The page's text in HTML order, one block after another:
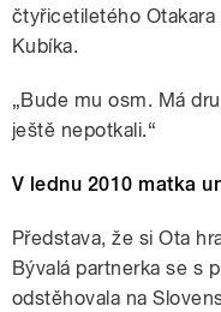
pause
čtyřicetiletého Otakara
Kubíka.
„Bude mu osm. Má
ještě nepotkali.“
V lednu 2010 matka
Představa, že si Ota
Bývalá partnerka se s
odstěhovala na